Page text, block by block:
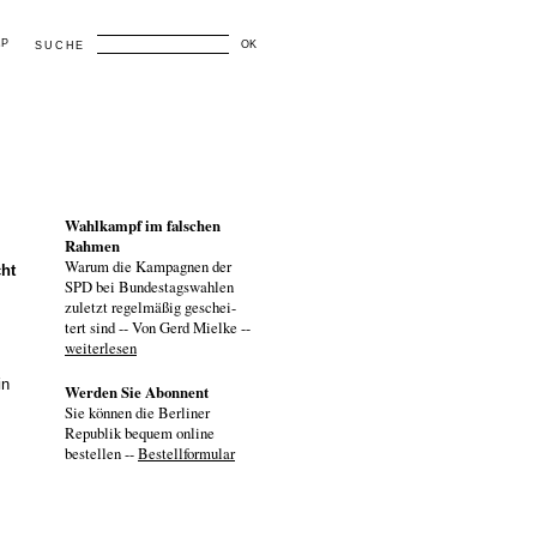
SUCHE OK
Wahlkampf im falschen
Rahmen
Warum die Kampagnen der
SPD bei Bundestagswahlen
zuletzt regelmäßig geschei-
tert sind -- Von Gerd Mielke --
weiterlesen
Werden Sie Abonnent
Sie können die Berliner
Republik bequem online
bestellen --Bestellformular